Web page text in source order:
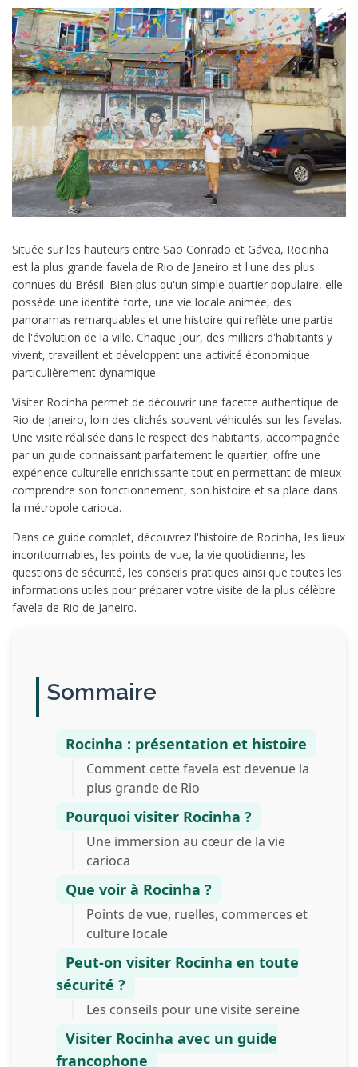
Située sur les hauteurs entre São Conrado et Gávea, Rocinha
est la plus grande favela de Rio de Janeiro et l'une des plus
connues du Brésil. Bien plus qu'un simple quartier populaire, elle
possède une identité forte, une vie locale animée, des
panoramas remarquables et une histoire qui reflète une partie
de l'évolution de la ville. Chaque jour, des milliers d'habitants y
vivent, travaillent et développent une activité économique
particulièrement dynamique.
Visiter Rocinha permet de découvrir une facette authentique de
Rio de Janeiro, loin des clichés souvent véhiculés sur les favelas.
Une visite réalisée dans le respect des habitants, accompagnée
par un guide connaissant parfaitement le quartier, offre une
expérience culturelle enrichissante tout en permettant de mieux
comprendre son fonctionnement, son histoire et sa place dans
la métropole carioca.
Dans ce guide complet, découvrez l'histoire de Rocinha, les lieux
incontournables, les points de vue, la vie quotidienne, les
questions de sécurité, les conseils pratiques ainsi que toutes les
informations utiles pour préparer votre visite de la plus célèbre
favela de Rio de Janeiro.
Sommaire
Rocinha : présentation et histoire
Comment cette favela est devenue la
plus grande de Rio
Pourquoi visiter Rocinha ?
Une immersion au cœur de la vie
carioca
Que voir à Rocinha ?
Points de vue, ruelles, commerces et
culture locale
Peut-on visiter Rocinha en toute
sécurité ?
Les conseils pour une visite sereine
Visiter Rocinha avec un guide
francophone